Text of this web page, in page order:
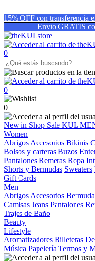
15% OFF con
Envío GRATIS
0
0
0
New in Shop Sale KUL
Women
Abrigos Accesorios Bikinis
Bolsos y carteras Buzos
Pantalones Remeras Ropa
Shorts y Bermudas Sweaters
Gift Cards
Men
Abrigos Accesorios
Camisas Jeans Pantalones
Trajes de Baño
Beauty
Lifestyle
Aromatizadores Billeteras
Música Papelería Termos y